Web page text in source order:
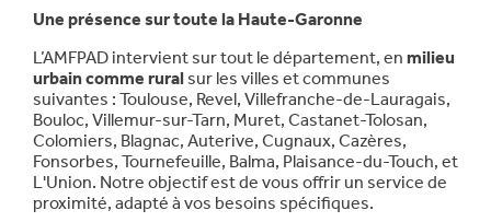
Une présence sur toute la Haute-Garonne
L’AMFPAD intervient sur tout le département, enmilieu
urbain comme ruralsur les villes et communes
suivantes : Toulouse, Revel, Villefranche-de-Lauragais,
Bouloc, Villemur-sur-Tarn, Muret, Castanet-Tolosan,
Colomiers, Blagnac, Auterive, Cugnaux, Cazères,
Fonsorbes, Tournefeuille, Balma, Plaisance-du-Touch, et
L'Union. Notre objectif est de vous offrir un service de
proximité, adapté à vos besoins spécifiques.